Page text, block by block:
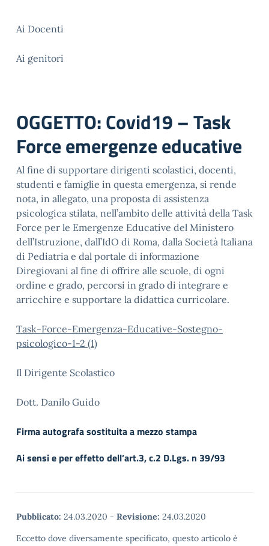
Ai Docenti
Ai genitori
OGGETTO: Covid19 – Task
Force emergenze educative
Al fine di supportare dirigenti scolastici, docenti,
studenti e famiglie in questa emergenza, si rende
nota, in allegato, una proposta di assistenza
psicologica stilata, nell’ambito delle attività della Task
Force per le Emergenze Educative del Ministero
dell’Istruzione, dall’IdO di Roma, dalla Società Italiana
di Pediatria e dal portale di informazione
Diregiovani al fine di offrire alle scuole, di ogni
ordine e grado, percorsi in grado di integrare e
arricchire e supportare la didattica curricolare.
Task-Force-Emergenza-Educative-Sostegno-
psicologico-1-2 (1)
Il Dirigente Scolastico
Dott. Danilo Guido
Firma autografa sostituita a mezzo stampa
Ai sensi e per effetto dell’art.3, c.2 D.Lgs. n 39/93
Pubblicato: 24.03.2020 - Revisione: 24.03.2020
Eccetto dove diversamente specificato, questo articolo è